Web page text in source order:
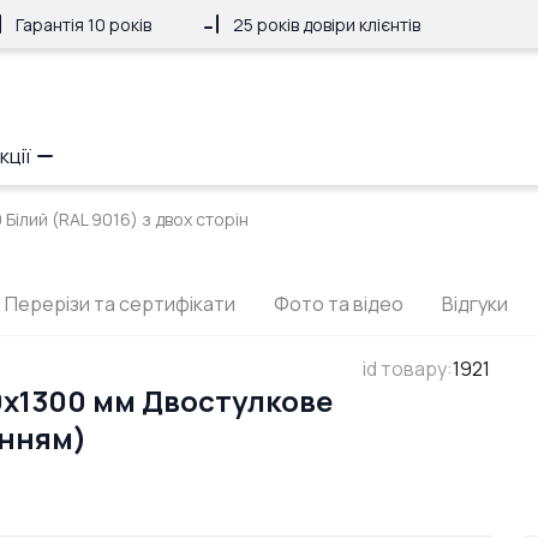
Гарантія 10 років 25 років довіри клієнтів
(RAL 9016) з двох сторін
Перерізи та сертифікати Фото та відео Відгуки
id товару:1921
мм Двостулкове